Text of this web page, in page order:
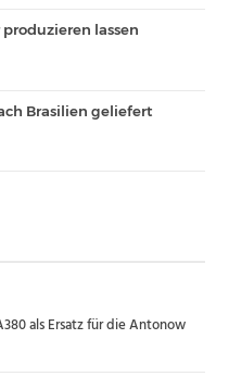
lassen
Brasilien geliefert
als Ersatz für die Antonow